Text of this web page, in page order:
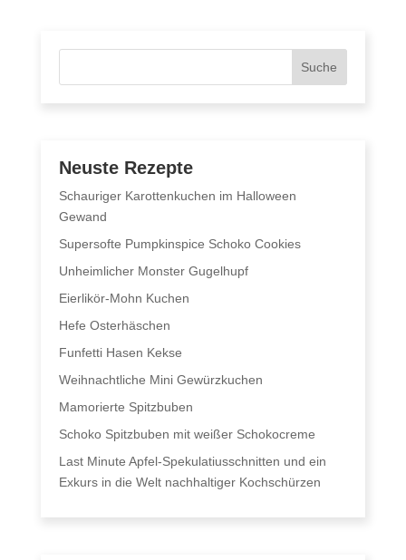
Suche
Neuste Rezepte
Schauriger Karottenkuchen im Halloween
Gewand
Supersofte Pumpkinspice Schoko Cookies
Unheimlicher Monster Gugelhupf
Eierlikör-Mohn Kuchen
Hefe Osterhäschen
Funfetti Hasen Kekse
Weihnachtliche Mini Gewürzkuchen
Mamorierte Spitzbuben
Schoko Spitzbuben mit weißer Schokocreme
Last Minute Apfel-Spekulatiusschnitten und ein
Exkurs in die Welt nachhaltiger Kochschürzen